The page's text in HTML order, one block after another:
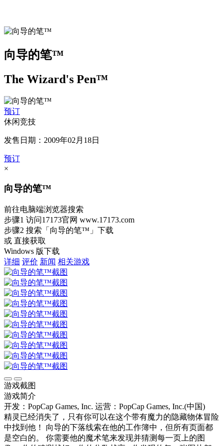
向导的笔™
The Wizard's Pen™
预订
休闲竞技
发售日期：2009年02月18日
预订
×
向导的笔™
前往电脑端浏览器搜索
步骤1 访问17173官网 www.17173.com
步骤2 搜索 「向导的笔™」 下载
或 直接获取
Windows 版下载
详细 评价 新闻 相关游戏
游戏截图
游戏简介
开发：PopCap Games, Inc. 运营：PopCap Games, Inc.(中国)
精灵已经消失了，只有你可以在这个带有魔力的隐藏物体冒险
中找到他！ 向导的下落线索在他的工作簿中，但所有页面都
是空白的。 你需要他的魔术笔来发现并猜测每一页上的图